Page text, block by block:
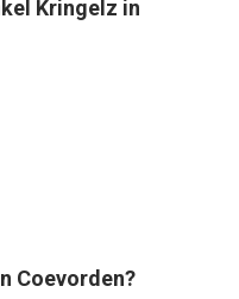
Kringelz in
Coevorden?